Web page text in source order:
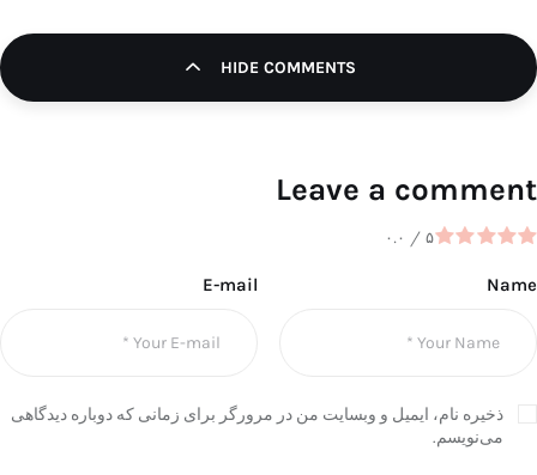
HIDE COMMENTS
Leave a comment
۰.۰ / ۵
Name
E-mail
ذخیره نام، ایمیل و وبسایت من در مرورگر برای زمانی که دوباره دیدگاهی
می‌نویسم.